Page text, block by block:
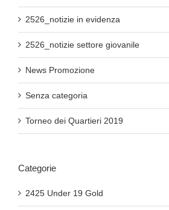
2526_notizie in evidenza
2526_notizie settore giovanile
News Promozione
Senza categoria
Torneo dei Quartieri 2019
Categorie
2425 Under 19 Gold